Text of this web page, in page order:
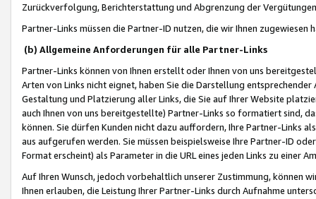
Zurückverfolgung, Berichterstattung und Abgrenzung der
Partner-Links müssen die Partner-ID nutzen, die wir Ihnen zugewiesen
(b) Allgemeine Anforderungen für alle Partner-Links
Partner-Links können von Ihnen erstellt oder Ihnen von uns
Arten von Links nicht eignet, haben Sie die Darstellung
Gestaltung und Platzierung aller Links, die Sie auf Ihrer Website
auch Ihnen von uns bereitgestellte) Partner-Links so formatiert sind,
können. Sie dürfen Kunden nicht dazu auffordern, Ihre Partner-Links
aus aufgerufen werden. Sie müssen beispielsweise Ihre Partner-ID
Format erscheint) als Parameter in die URL eines jeden Links zu einer
Auf Ihren Wunsch, jedoch vorbehaltlich unserer Zustimmung, können
Ihnen erlauben, die Leistung Ihrer Partner-Links durch Aufnahme